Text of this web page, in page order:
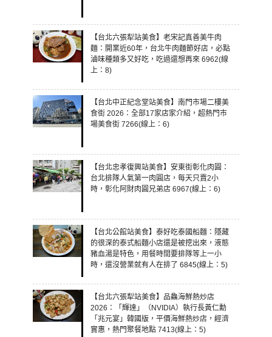
【台北六張犁站美食】老宋記真善美牛肉
麵：開業近60年，台北牛肉麵節好店，必點
滷味種類多又好吃，吃過還想再來 6962(線
上：8)
【台北中正紀念堂站美食】南門市場二樓美
食街 2026：全部17家店家介紹，超熱門市
場美食街 7266(線上：6)
【台北忠孝復興站美食】安東街彰化肉圓：
台北排隊人氣第一肉圓店，每天只賣2小
時，彰化阿財肉圓兄弟店 6967(線上：6)
【台北公館站美食】泰好吃泰國船麵：隱藏
的很深的泰式船麵小店還是被挖出來，液態
豬血湯是特色，用餐時間要排隊等上一小
時，還沒營業就有人在排了 6845(線上：5)
【台北六張犁站美食】品鱻海鮮熱炒店
2026：「輝達」（NVIDIA）執行長黃仁勳
「兆元宴」韓國版，平價海鮮熱炒店，經濟
實惠，熱門聚餐地點 7413(線上：5)